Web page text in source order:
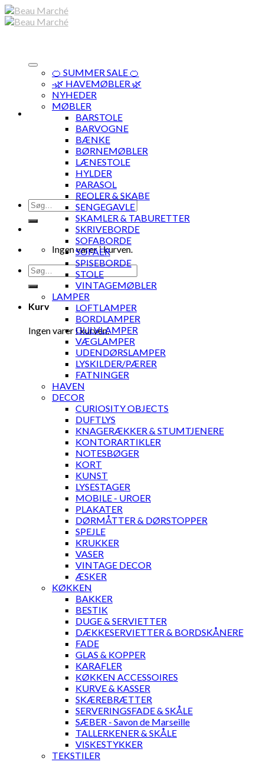
Skip
to
Søg
efter:
Ingen varer i kurven.
Søg
efter:
Kurv
Ingen varer i kurven.
🍊 SUMMER SALE 🍊
·🌿 HAVEMØBLER 🌿
NYHEDER
MØBLER
BARSTOLE
BARVOGNE
BÆNKE
BØRNEMØBLER
LÆNESTOLE
HYLDER
PARASOL
REOLER & SKABE
SENGEGAVLE
SKAMLER & TABURETTER
SKRIVEBORDE
SOFABORDE
SOFAER
SPISEBORDE
STOLE
VINTAGEMØBLER
LAMPER
LOFTLAMPER
BORDLAMPER
GULVLAMPER
VÆGLAMPER
UDENDØRSLAMPER
LYSKILDER/PÆRER
FATNINGER
HAVEN
DECOR
CURIOSITY OBJECTS
DUFTLYS
KNAGERÆKKER & STUMTJENERE
KONTORARTIKLER
NOTESBØGER
KORT
KUNST
LYSESTAGER
MOBILE - UROER
PLAKATER
DØRMÅTTER & DØRSTOPPER
SPEJLE
KRUKKER
VASER
VINTAGE DECOR
ÆSKER
KØKKEN
BAKKER
BESTIK
DUGE & SERVIETTER
DÆKKESERVIETTER & BORDSKÅNERE
FADE
GLAS & KOPPER
KARAFLER
KØKKEN ACCESSOIRES
KURVE & KASSER
SKÆREBRÆTTER
SERVERINGSFADE & SKÅLE
SÆBER - Savon de Marseille
TALLERKENER & SKÅLE
VISKESTYKKER
TEKSTILER